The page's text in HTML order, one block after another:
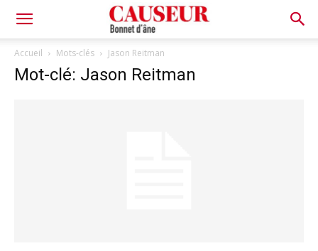
Bonnet
d'âne
Accueil Mots-clés Jason Reitman
Mot-clé: Jason Reitman